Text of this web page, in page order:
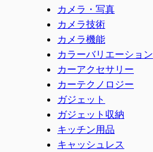
カメラ・写真
カメラ技術
カメラ機能
カラーバリエーション
カーアクセサリー
カーテクノロジー
ガジェット
ガジェット収納
キッチン用品
キャッシュレス